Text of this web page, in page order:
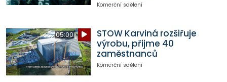
Komerční sdělení
05:00
STOW Karviná rozšiřuje
výrobu, přijme 40
zaměstnanců
Komerční sdělení